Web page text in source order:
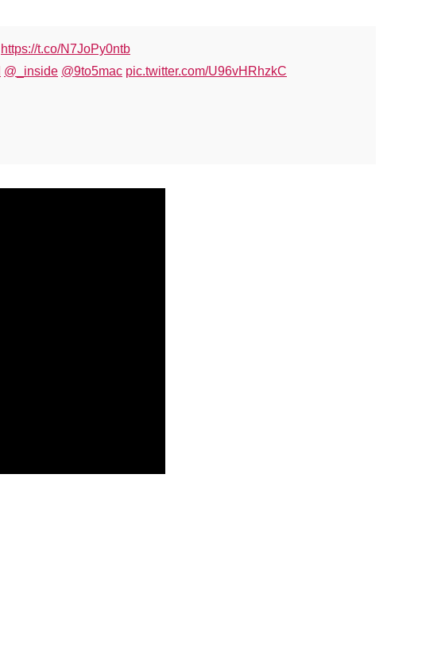
https://t.co/N7JoPy0ntb
@_inside @9to5mac pic.twitter.com/U96vHRhzkC